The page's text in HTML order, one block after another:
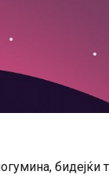
бидејќи